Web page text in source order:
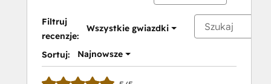
Filtruj
recenzje:
Wszystkie gwiazdki
Sortuj: Najnowsze